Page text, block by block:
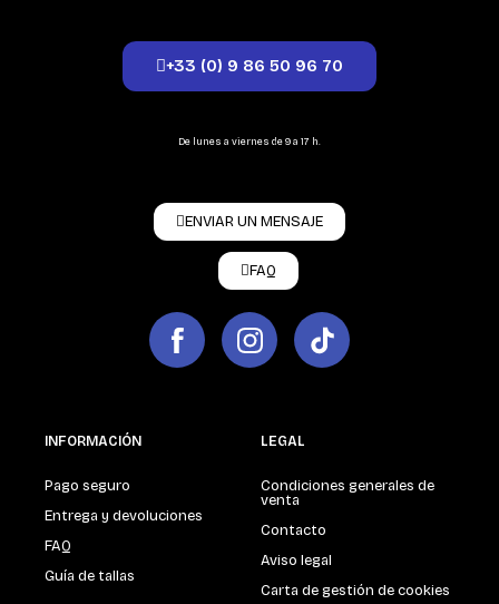
+33 (0) 9 86 50 96 70
De lunes a viernes de 9 a 17 h.
ENVIAR UN MENSAJE
FAQ
INFORMACIÓN
Pago seguro
Entrega y devoluciones
FAQ
Guía de tallas
LEGAL
Condiciones generales de
venta
Contacto
Aviso legal
Carta de gestión de cookies